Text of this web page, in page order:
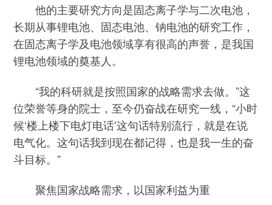
他的主要研究方向是固态离子学与二次电池，
长期从事锂电池、固态电池、钠电池的研究工作，
在固态离子学及电池领域享有很高的声誉，是我国
锂电池领域的奠基人。
“我的科研就是按照国家的战略需求去做。”这
位荣誉等身的院士，至今仍奋战在研究一线，“小时
候‘楼上楼下电灯电话’这句话特别流行，就是在说
电气化。这句话我到现在都记得，也是我一生的奋
斗目标。”
聚焦国家战略需求，以国家利益为重